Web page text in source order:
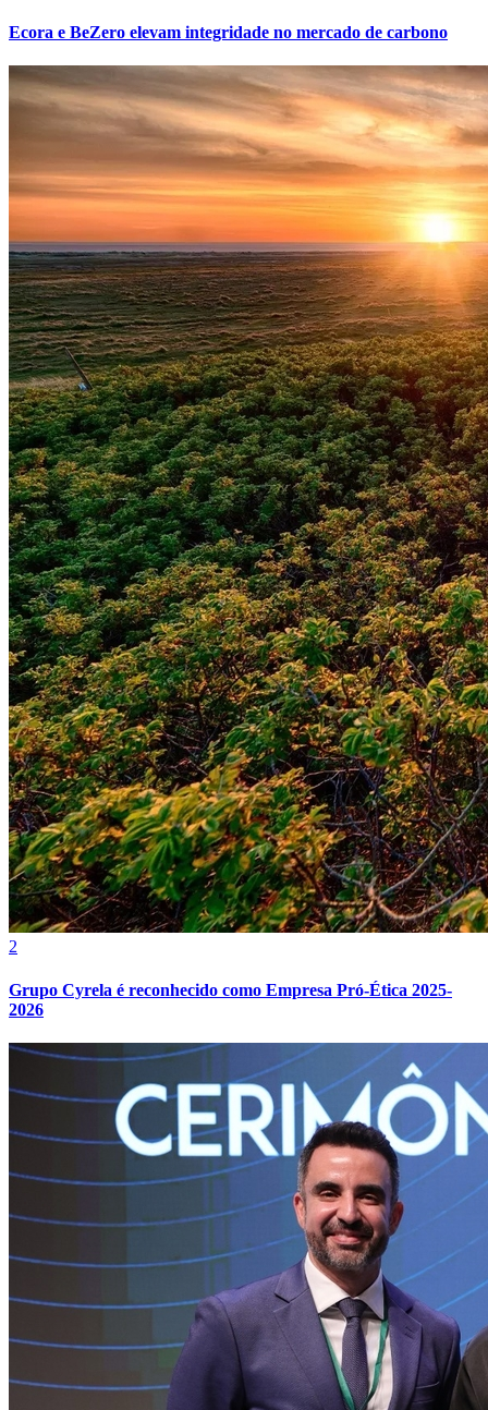
Fluminense
Vasco
Ecora e BeZero elevam integridade no mercado de carbono
2
Grupo Cyrela é reconhecido como Empresa Pró-Ética 2025-
2026